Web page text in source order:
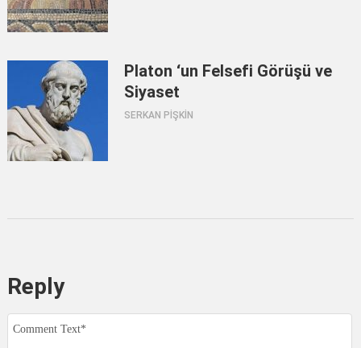
Platon ‘un Felsefi Görüşü ve
Siyaset
SERKAN PİŞKİN
Reply